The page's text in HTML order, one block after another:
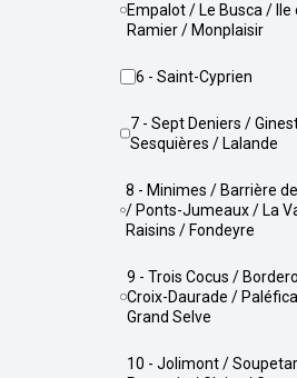
Empalot / Le Busca / Ile
Ramier / Monplaisir
6 - Saint-Cyprien
7 - Sept Deniers / Ginestous-
Sesquières / Lalande
8 - Minimes / Barrière de Paris
/ Ponts-Jumeaux / La
Raisins / Fondeyre
9 - Trois Cocus / Borderouge /
Croix-Daurade /
Grand Selve
10 - Jolimont / Soupetard /